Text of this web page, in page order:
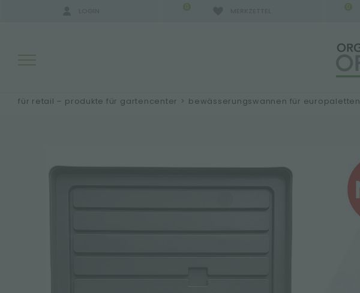
0 0
für retail – produkte für gartencenter > bewässerungswannen für europaletten